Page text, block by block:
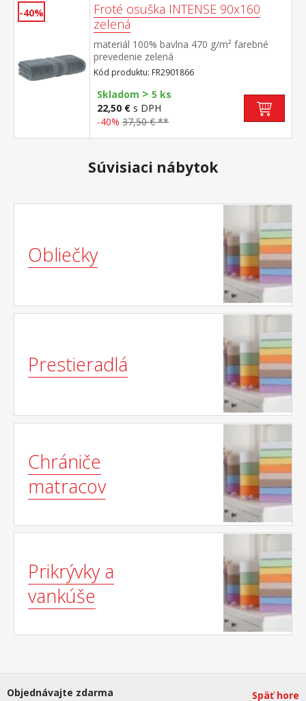
-40%
Froté osuška INTENSE 90x160
zelená
materiál 100% bavlna 470 g/m² farebné
prevedenie zelená
Kód produktu: FR2901866
Skladom > 5 ks
22,50 € s DPH
-40% 37,50 € **
Súvisiaci nábytok
Obliečky
Prestieradlá
Chrániče
matracov
Prikrývky a
vankúše
Objednávajte zdarma Späť hore